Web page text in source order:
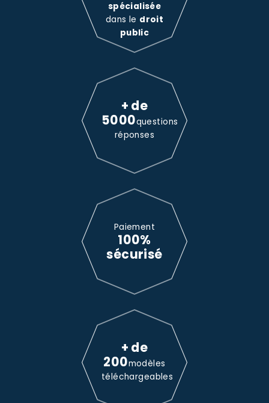
spécialisée
dans le droit
public
+ de
5000questions
réponses
Paiement
100%
sécurisé
+ de
200modèles
téléchargeables